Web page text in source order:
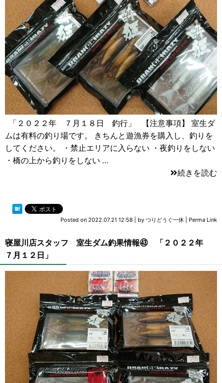
「２０２２年 ７月１８日 釣行」 【注意事項】 室生ダ
ムは有料の釣り場です。 きちんと遊漁券を購入し、釣りを
してください。 ・禁止エリアに入らない ・夜釣りをしない
・橋の上から釣りをしない …
続きを読む
Posted on 2022.07.21 12:58 by つりどうぐ一休 Perma Link
寝屋川店スタッフ 室生ダム釣果情報㊸ 「２０２２年
７月１２日」